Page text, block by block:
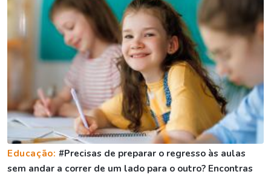
Educação:#Precisas de preparar o regresso às aulas
sem andar a correr de um lado para o outro? Encontras